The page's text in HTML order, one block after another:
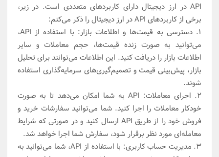
API در ارز دیجیتال دارای کاربردهای متعددی است. در زیر،
برخی از کاربردهای API در ارز دیجیتال را ذکر می‌کنم:
1. دسترسی به قیمت‌ها و اطلاعات بازار: با استفاده از API،
می‌توانید به صورت زنده قیمت‌ها، حجم معاملات و سایر
اطلاعات بازار را دریافت کنید. این اطلاعات می‌توانند برای تحلیل
بازار، پیش‌بینی قیمت و تصمیم‌گیری‌های سرمایه‌گذاری استفاده
شوند.
2. اجرای معاملات: API به شما امکان می‌دهد تا به صورت
خودکار معاملات را اجرا کنید. شما می‌توانید سفارشات خرید و
فروش خود را از طریق API ارسال کنید و در صورتی که شرایط
معامله‌ای مورد نظر برقرار شود، سفارش شما اجرا خواهد شد.
3. مدیریت حساب کاربری: با استفاده از API، شما می‌توانید به